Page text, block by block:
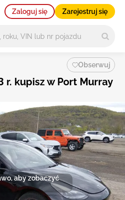
Zaloguj się Zarejestruj się
Obserwuj
r. kupisz w Port Murray
aby zobaczyć